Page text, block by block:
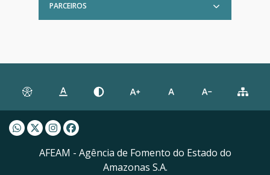
PARCEIROS
Whatsapp AFEAM
Twitter AFEAM
Instagram AFEAM
Facebook AFEAM
AFEAM - Agência de Fomento do Estado do
Amazonas S.A.